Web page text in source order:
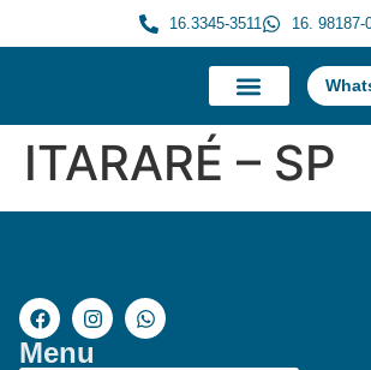
16.3345-3511 16. 98187-
ITARARÉ – SP
Menu